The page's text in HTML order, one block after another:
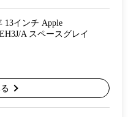
13インチ Apple
A スペースグレイ